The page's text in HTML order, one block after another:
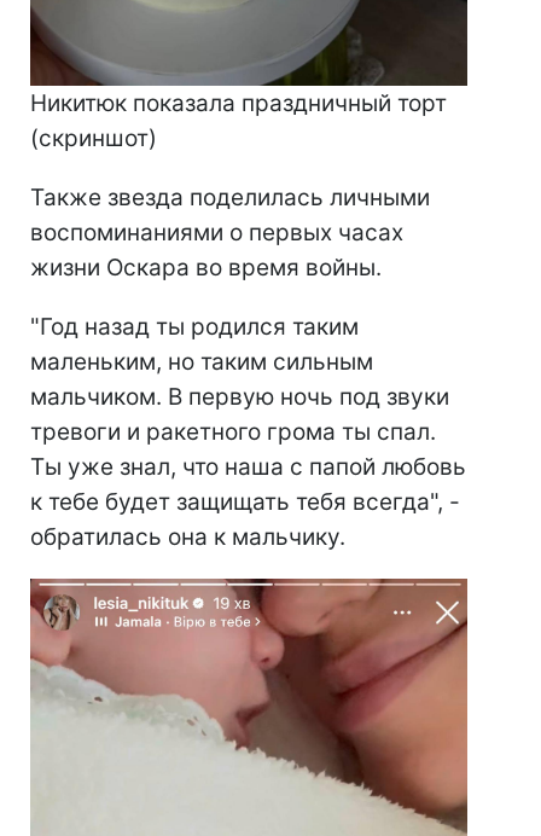
Никитюк показала праздничный торт
(скриншот)
Также звезда поделилась личными
воспоминаниями о первых часах
жизни Оскара во время войны.
"Год назад ты родился таким
маленьким, но таким сильным
мальчиком. В первую ночь под звуки
тревоги и ракетного грома ты спал.
Ты уже знал, что наша с папой любовь
к тебе будет защищать тебя всегда", -
обратилась она к мальчику.